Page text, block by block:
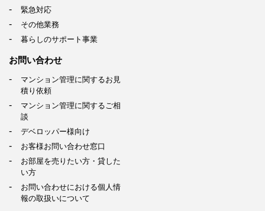
緊急対応
その他業務
暮らしのサポート事業
お問い合わせ
マンション管理に関するお見
積り依頼
マンション管理に関するご相
談
デベロッパー様向け
お客様お問い合わせ窓口
お部屋を売りたい方・貸した
い方
お問い合わせにおける個人情
報の取扱いについて